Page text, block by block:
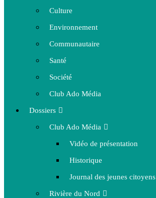
Culture
Environnement
Communautaire
Santé
Société
Club Ado Média
Dossiers
Club Ado Média
Vidéo de présentation
Historique
Journal des jeunes citoyens
Rivière du Nord